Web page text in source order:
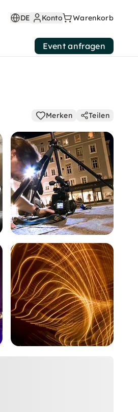
DE Konto Warenkorb
Event anfragen
Merken Teilen